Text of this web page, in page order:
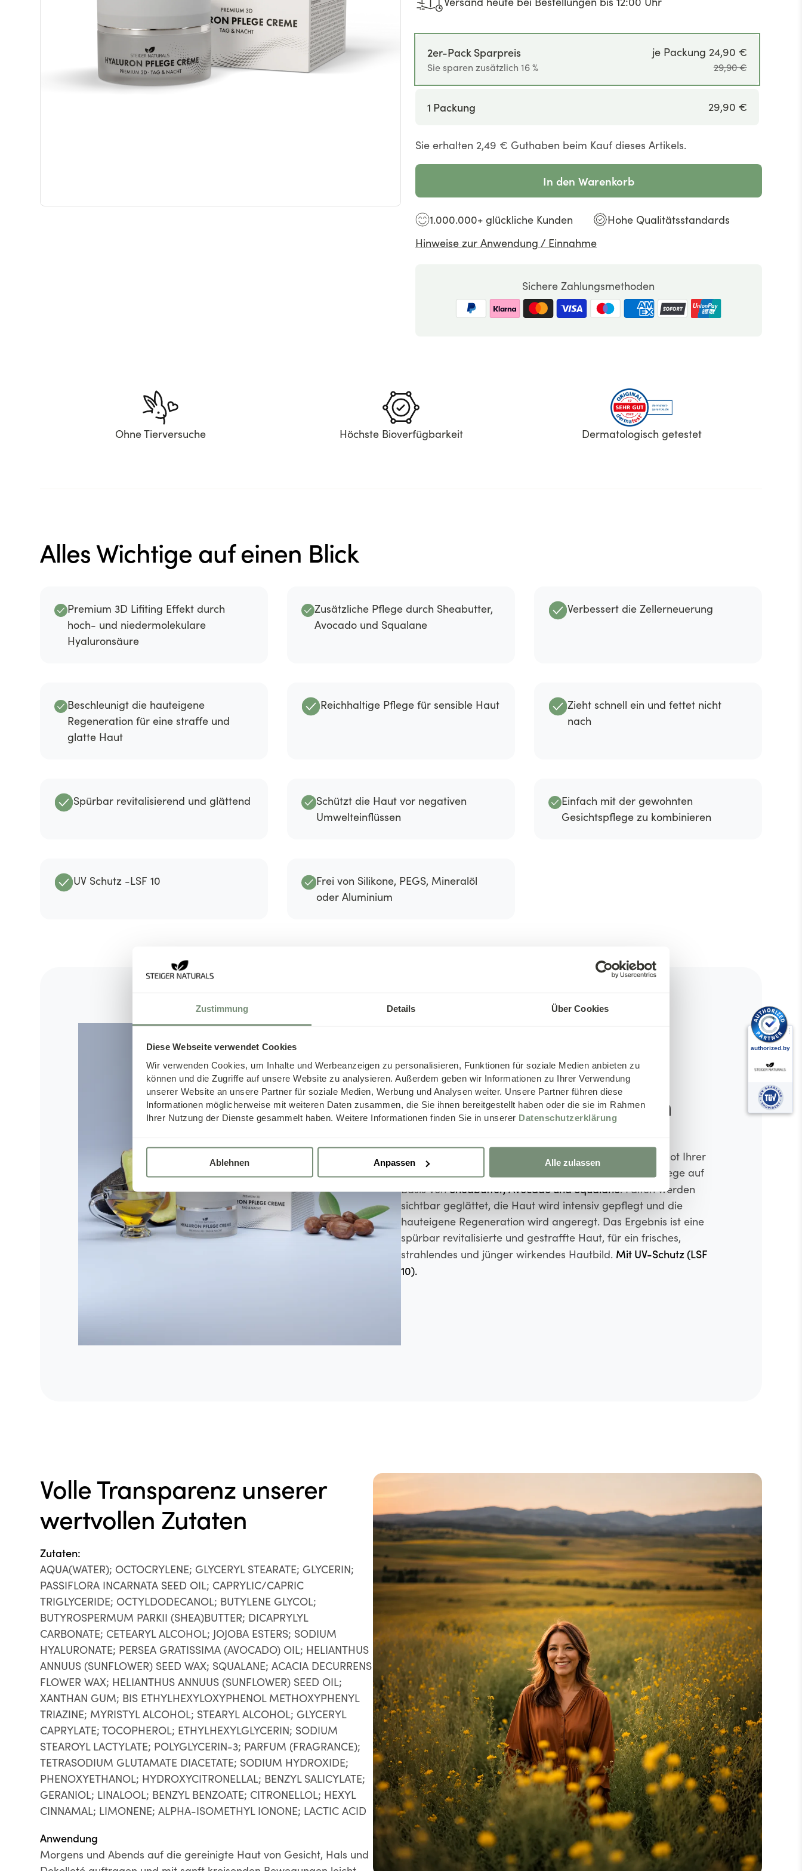
Zustimmung Details Über Cookies
Diese Webseite verwendet Cookies
Wir verwenden Cookies, um Inhalte und Werbeanzeigen zu personalisieren, Funktionen für soziale Medien anbieten zu
können und die Zugriffe auf unsere Website zu analysieren. Außerdem geben wir Informationen zu Ihrer Verwendung
unserer Website an unsere Partner für soziale Medien, Werbung und Analysen weiter. Unsere Partner führen diese
Informationen möglicherweise mit weiteren Daten zusammen, die Sie ihnen bereitgestellt haben oder die sie im Rahmen
Ihrer Nutzung der Dienste gesammelt haben. Weitere Informationen finden Sie in unserer Datenschutzerklärung
Ablehnen Anpassen Alle zulassen
2er-Pack Sparpreis
Sie sparen zusätzlich 16 %
je Packung 24,90 €
29,90 €
1 Packung 29,90 €
Sie erhalten 2,49 € Guthaben beim Kauf dieses Artikels.
In den Warenkorb
1.000.000+ glückliche Kunden
Hohe Qualitätsstandards
Hinweise zur Anwendung / Einnahme
Sichere Zahlungsmethoden
Ohne Tierversuche Höchste Bioverfügbarkeit Dermatologisch getestet
Alles Wichtige auf einen Blick
Premium 3D Lifiting Effekt durch
hoch- und niedermolekulare
Hyaluronsäure
Zusätzliche Pflege durch Sheabutter,
Avocado und Squalane
Verbessert die Zellerneuerung
Beschleunigt die hauteigene
Regeneration für eine straffe und
glatte Haut
Reichhaltige Pflege für sensible Haut
Zieht schnell ein und fettet nicht
nach
Spürbar revitalisierend und glättend
Schützt die Haut vor negativen
Umwelteinflüssen
Einfach mit der gewohnten
Gesichtspflege zu kombinieren
UV Schutz -LSF 10
Frei von Silikone, PEGS, Mineralöl
oder Aluminium
Sofort frisches Aussehen
niedermolekularer Hyaluronsäure
das Feuchtigkeitsdepot Ihrer
Haut von innen wieder auf und bietet eine intensive Pflege auf
Basis vonSheabutter, Avocado und Squalane. Falten werden
sichtbar geglättet, die Haut wird intensiv gepflegt und die
hauteigene Regeneration wird angeregt. Das Ergebnis ist eine
spürbar revitalisierte und gestraffte Haut, für ein frisches,
strahlendes und jünger wirkendes Hautbild. Mit UV-Schutz (LSF
10).
Volle Transparenz unserer
wertvollen Zutaten
Zutaten:
AQUA(WATER); OCTOCRYLENE; GLYCERYL STEARATE; GLYCERIN;
PASSIFLORA INCARNATA SEED OIL; CAPRYLIC/CAPRIC
TRIGLYCERIDE; OCTYLDODECANOL; BUTYLENE GLYCOL;
BUTYROSPERMUM PARKII (SHEA)BUTTER; DICAPRYLYL
CARBONATE; CETEARYL ALCOHOL; JOJOBA ESTERS; SODIUM
HYALURONATE; PERSEA GRATISSIMA (AVOCADO) OIL; HELIANTHUS
ANNUUS (SUNFLOWER) SEED WAX; SQUALANE; ACACIA DECURRENS
FLOWER WAX; HELIANTHUS ANNUUS (SUNFLOWER) SEED OIL;
XANTHAN GUM; BIS ETHYLHEXYLOXYPHENOL METHOXYPHENYL
TRIAZINE; MYRISTYL ALCOHOL; STEARYL ALCOHOL; GLYCERYL
CAPRYLATE; TOCOPHEROL; ETHYLHEXYLGLYCERIN; SODIUM
STEAROYL LACTYLATE; POLYGLYCERIN-3; PARFUM (FRAGRANCE);
TETRASODIUM GLUTAMATE DIACETATE; SODIUM HYDROXIDE;
PHENOXYETHANOL; HYDROXYCITRONELLAL; BENZYL SALICYLATE;
GERANIOL; LINALOOL; BENZYL BENZOATE; CITRONELLOL; HEXYL
CINNAMAL; LIMONENE; ALPHA-ISOMETHYL IONONE; LACTIC ACID
Anwendung
Morgens und Abends auf die gereinigte Haut von Gesicht, Hals und